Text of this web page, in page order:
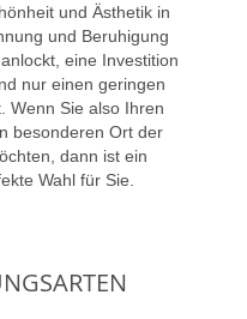
und Ästhetik in
und Beruhigung
eine Investition
nur einen geringen
Wenn Sie also Ihren
besonderen Ort der
dann ist ein
Wahl für Sie.